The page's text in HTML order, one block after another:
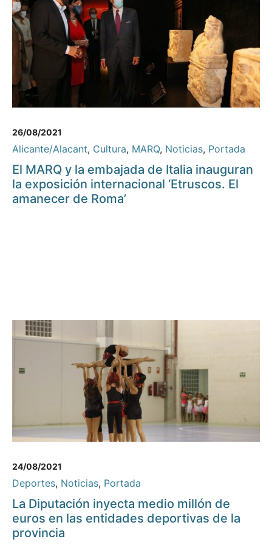
26/08/2021
Alicante/Alacant, Cultura, MARQ, Noticias, Portada
El MARQ y la embajada de Italia inauguran
la exposición internacional ‘Etruscos. El
amanecer de Roma’
24/08/2021
Deportes, Noticias, Portada
La Diputación inyecta medio millón de
euros en las entidades deportivas de la
provincia